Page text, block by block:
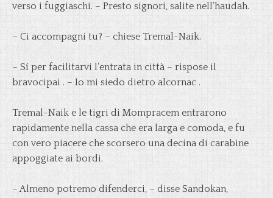
verso i fuggiaschi. – Presto signori, salite nell’haudah.
– Ci accompagni tu? – chiese Tremal-Naik.
– Sí per facilitarvi l’entrata in città – rispose il
bravocipai . – Io mi siedo dietro alcornac .
Tremal-Naik e le tigri di Mompracem entrarono
rapidamente nella cassa che era larga e comoda, e fu
con vero piacere che scorsero una decina di carabine
appoggiate ai bordi.
– Almeno potremo difenderci, – disse Sandokan,